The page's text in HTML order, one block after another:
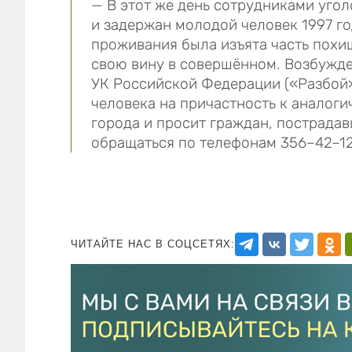
— В этот же день сотрудниками
и задержан молодой человек 1997
проживания была изъята часть
свою вину в совершённом.
УК Российской Федерации
человека на причастность к
города и просит граждан,
обращаться по телефонам
ЧИТАЙТЕ НАС В СОЦСЕТЯХ: